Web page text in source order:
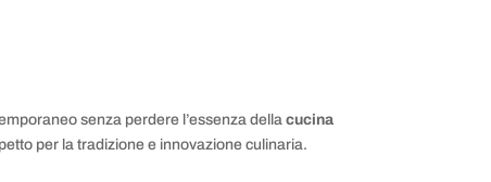
senza perdere l’essenza dellacucina
per la tradizione e innovazione culinaria.